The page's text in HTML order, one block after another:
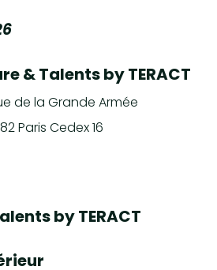
& Talents by TERACT
de la Grande Armée
Paris Cedex 16
by TERACT